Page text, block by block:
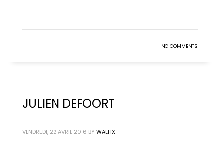
NO COMMENTS
JULIEN DEFOORT
VENDREDI, 22 AVRIL 2016 BY WALPIX